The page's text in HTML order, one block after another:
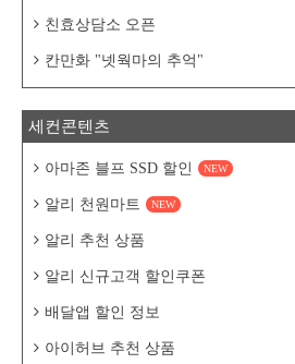
친효상담소 오픈
칸만화 "넷웍마의 추억"
세컨콘텐츠
아마존 블프 SSD 할인 NEW
알리 천원마트 NEW
알리 추천 상품
알리 신규고객 할인쿠폰
배달앱 할인 정보
아이허브 추천 상품